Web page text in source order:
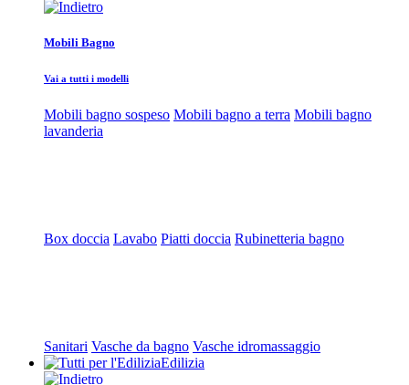
Mobili Bagno
Vai a tutti i modelli
Mobili bagno sospeso Mobili bagno a terra Mobili bagno
lavanderia
Box doccia Lavabo Piatti doccia Rubinetteria bagno
Sanitari Vasche da bagno Vasche idromassaggio
Edilizia